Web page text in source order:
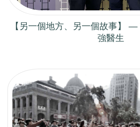
【另一個地方、另一個故事】
強醫生